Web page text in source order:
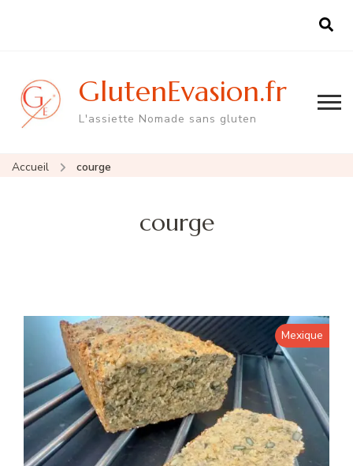
GlutenEvasion.fr
L'assiette Nomade sans gluten
Accueil courge
courge
Mexique